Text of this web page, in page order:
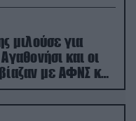
μιλούσε για
και οι
με ΑΦΝΣ και